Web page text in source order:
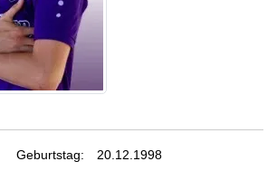
Geburtstag:
20.12.1998